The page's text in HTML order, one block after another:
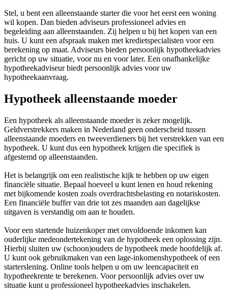
Stel, u bent een alleenstaande starter die voor het eerst een woning
wil kopen. Dan bieden adviseurs professioneel advies en
begeleiding aan alleenstaanden. Zij helpen u bij het kopen van een
huis. U kunt een afspraak maken met kredietspecialisten voor een
berekening op maat. Adviseurs bieden persoonlijk hypotheekadvies
gericht op uw situatie, voor nu en voor later. Een onafhankelijke
hypotheekadviseur biedt persoonlijk advies voor uw
hypotheekaanvraag.
Hypotheek alleenstaande moeder
Een hypotheek als alleenstaande moeder is zeker mogelijk.
Geldverstrekkers maken in Nederland geen onderscheid tussen
alleenstaande moeders en tweeverdieners bij het verstrekken van een
hypotheek. U kunt dus een hypotheek krijgen die specifiek is
afgestemd op alleenstaanden.
Het is belangrijk om een realistische kijk te hebben op uw eigen
financiële situatie. Bepaal hoeveel u kunt lenen en houd rekening
met bijkomende kosten zoals overdrachtsbelasting en notariskosten.
Een financiële buffer van drie tot zes maanden aan dagelijkse
uitgaven is verstandig om aan te houden.
Voor een startende huizenkoper met onvoldoende inkomen kan
ouderlijke medeondertekening van de hypotheek een oplossing zijn.
Hierbij sluiten uw (schoon)ouders de hypotheek mede hoofdelijk af.
U kunt ook gebruikmaken van een lage-inkomenshypotheek of een
starterslening. Online tools helpen u om uw leencapaciteit en
hypotheekrente te berekenen. Voor persoonlijk advies over uw
situatie kunt u professioneel hypotheekadvies inschakelen.